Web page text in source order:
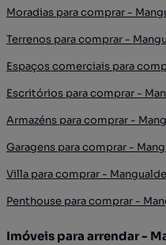
Moradias para comprar -
Terrenos para comprar -
Espaços comerciais para
Escritórios para comprar -
Armazéns para comprar -
Garagens para comprar -
Villa para comprar - Mangualde
Penthouse para comprar -
Imóveis para arrendar -